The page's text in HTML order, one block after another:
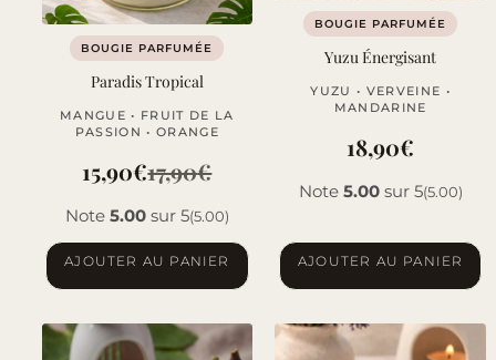
BOUGIE PARFUMÉE
Paradis Tropical
MANGUE • FRUIT DE LA
PASSION • ORANGE
17,90€
Le
prix
initial
17,90€.
15,90€
Le
prix
actuel
15,90€.
Note 5.00sur 5(5.00)
AJOUTER AU PANIER
BOUGIE PARFUMÉE
Yuzu Énergisant
YUZU • VERVEINE •
MANDARINE
18,90€
Note 5.00sur 5(5.00)
AJOUTER AU PANIER